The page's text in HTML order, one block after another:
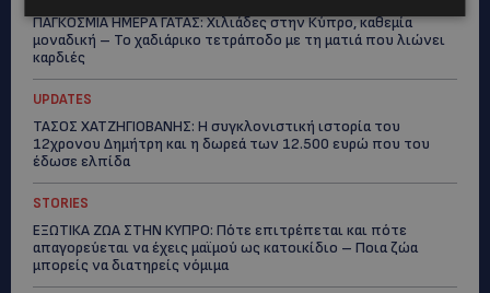
ΠΑΓΚΟΣΜΙΑ ΗΜΕΡΑ ΓΑΤΑΣ: Χιλιάδες στην Κύπρο, καθεμία
μοναδική – Το χαδιάρικο τετράποδο με τη ματιά που λιώνει
καρδιές
UPDATES
ΤΑΣΟΣ ΧΑΤΖΗΓΙΟΒΑΝΗΣ: Η συγκλονιστική ιστορία του
12χρονου Δημήτρη και η δωρεά των 12.500 ευρώ που του
έδωσε ελπίδα
STORIES
ΕΞΩΤΙΚΑ ΖΩΑ ΣΤΗΝ ΚΥΠΡΟ: Πότε επιτρέπεται και πότε
απαγορεύεται να έχεις μαϊμού ως κατοικίδιο – Ποια ζώα
μπορείς να διατηρείς νόμιμα